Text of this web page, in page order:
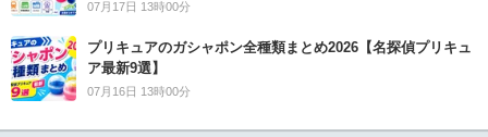
07月17日 13時00分
プリキュアのガシャポン全種類まとめ2026【名探偵プリキュ
ア最新9選】
07月16日 13時00分